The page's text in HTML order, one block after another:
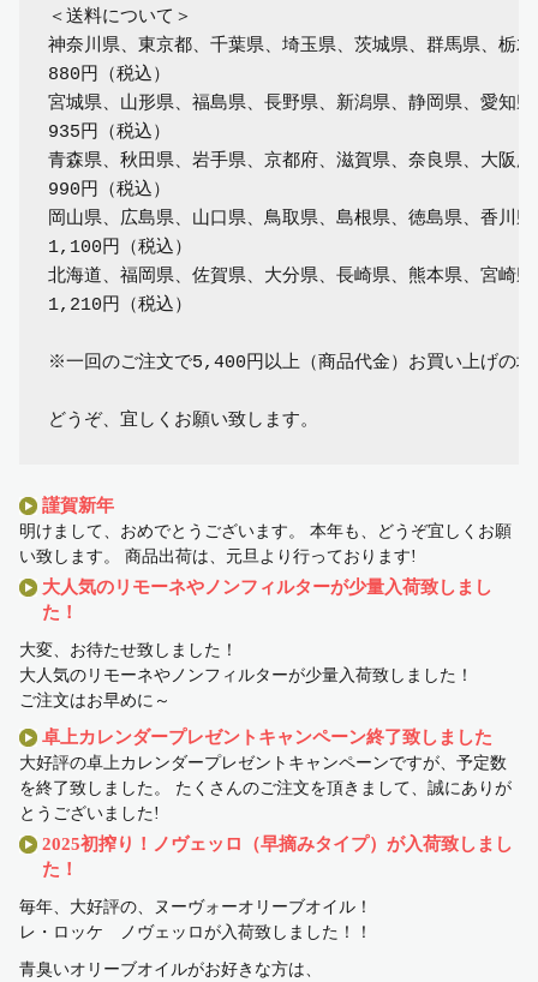
＜送料について＞
神奈川県、東京都、千葉県、埼玉県、茨城県、群馬県、栃
880円（税込）
宮城県、山形県、福島県、長野県、新潟県、静岡県、愛知
935円（税込）
青森県、秋田県、岩手県、京都府、滋賀県、奈良県、大阪
990円（税込）
岡山県、広島県、山口県、鳥取県、島根県、徳島県、香川
1,100円（税込）
北海道、福岡県、佐賀県、大分県、長崎県、熊本県、宮崎
1,210円（税込）
※一回のご注文で5,400円以上（商品代金）お買い上げの
謹賀新年
明けまして、おめでとうございます。 本年も、どうぞ宜しくお願
い致します。 商品出荷は、元旦より行っております!
大人気のリモーネやノンフィルターが少量入荷致しまし
た！
大変、お待たせ致しました！
大人気のリモーネやノンフィルターが少量入荷致しました！
ご注文はお早めに～
卓上カレンダープレゼントキャンペーン終了致しました
大好評の卓上カレンダープレゼントキャンペーンですが、予定数
を終了致しました。 たくさんのご注文を頂きまして、誠にありが
とうございました!
2025初搾り！ノヴェッロ（早摘みタイプ）が入荷致しまし
た！
毎年、大好評の、ヌーヴォーオリーブオイル！
レ・ロッケ ノヴェッロが入荷致しました！！
青臭いオリーブオイルがお好きな方は、